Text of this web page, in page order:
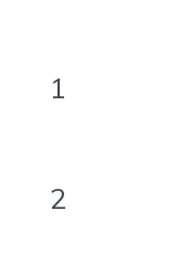
1
2